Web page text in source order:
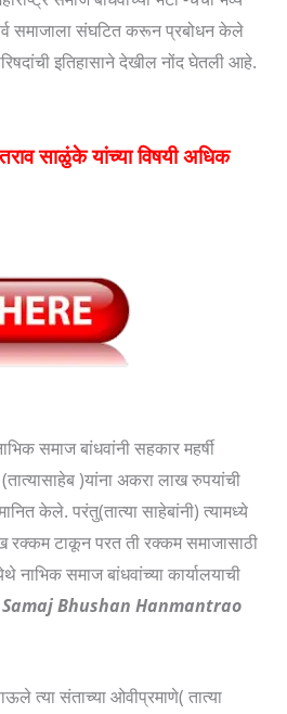
समाजाला संघटित करून प्रबोधन केले
इतिहासाने देखील नोंद घेतली आहे.
साळुंके यांच्या विषयी अधिक
समाज बांधवांनी सहकार महर्षी
)यांना अकरा लाख रुपयांची
केले. परंतु(तात्या साहेबांनी) त्यामध्ये
रक्कम टाकून परत ती रक्कम समाजासाठी
समाज बांधवांच्या कार्यालयाची
Bhushan Hanmantrao
त्या संताच्या ओवीप्रमाणे( तात्या